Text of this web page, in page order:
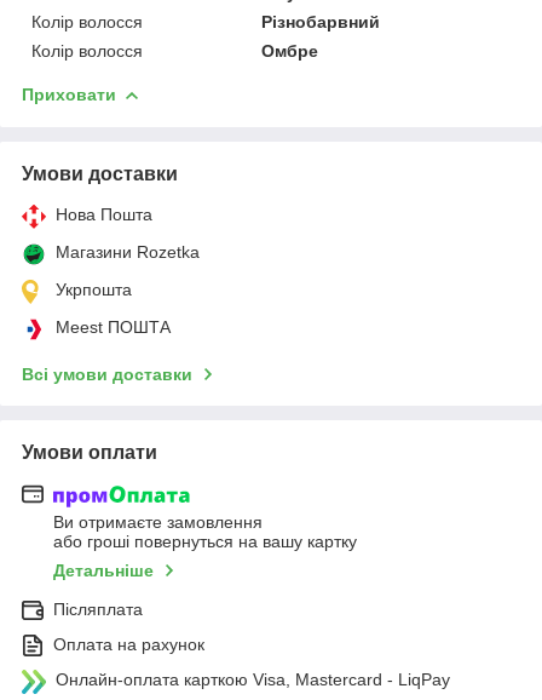
Колір волосся
Різнобарвний
Колір волосся
Омбре
Приховати
Умови доставки
Нова Пошта
Магазини Rozetka
Укрпошта
Meest ПОШТА
Всі умови доставки
Умови оплати
Ви отримаєте замовлення
або гроші повернуться на вашу картку
Детальніше
Післяплата
Оплата на рахунок
Онлайн-оплата карткою Visa, Mastercard - LiqPay